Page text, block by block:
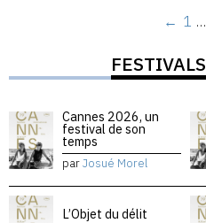
← 1 …
FESTIVALS
Cannes 2026, un
festival de son
temps
parJosué Morel
L’Objet du délit